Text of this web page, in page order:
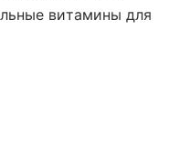
витамины для